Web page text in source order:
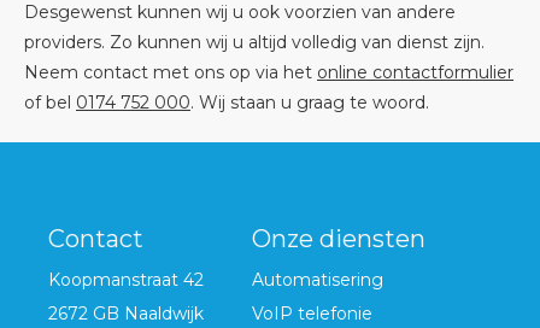
Desgewenst kunnen wij u ook voorzien van andere
providers. Zo kunnen wij u altijd volledig van dienst zijn.
Neem contact met ons op via het online contactformulier
of bel 0174 752 000. Wij staan u graag te woord.
Contact
Koopmanstraat 42
2672 GB Naaldwijk
Onze diensten
Automatisering
VoIP telefonie